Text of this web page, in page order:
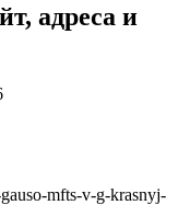
адреса и
mfts-v-g-krasnyj-